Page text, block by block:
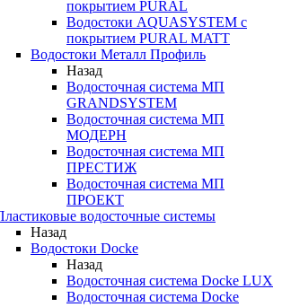
покрытием PURAL
Водостоки AQUASYSTEM с
покрытием PURAL MATT
Водостоки Металл Профиль
Назад
Водосточная система МП
GRANDSYSTEM
Водосточная система МП
МОДЕРН
Водосточная система МП
ПРЕСТИЖ
Водосточная система МП
ПРОЕКТ
водосточные системы
Назад
Водостоки Docke
Назад
Водосточная система Docke LUX
Водосточная система Docke